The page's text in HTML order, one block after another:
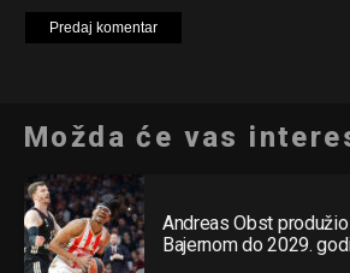
Možda će vas
Andreas Obst
Bajernom do 2029.